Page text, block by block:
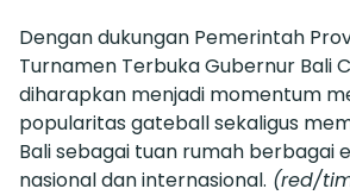
Dengan dukungan Pemerintah
Turnamen Terbuka Gubernur Bali
diharapkan menjadi momentum
popularitas gateball sekaligus
Bali sebagai tuan rumah berbagai
nasional dan internasional. (red/